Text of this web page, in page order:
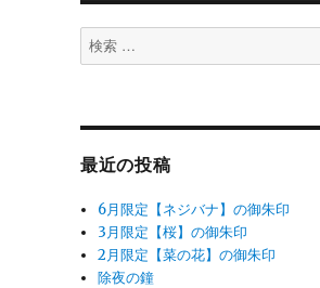
検
索
最近の投稿
6月限定【ネジバナ】の御朱印
3月限定【桜】の御朱印
2月限定【菜の花】の御朱印
除夜の鐘